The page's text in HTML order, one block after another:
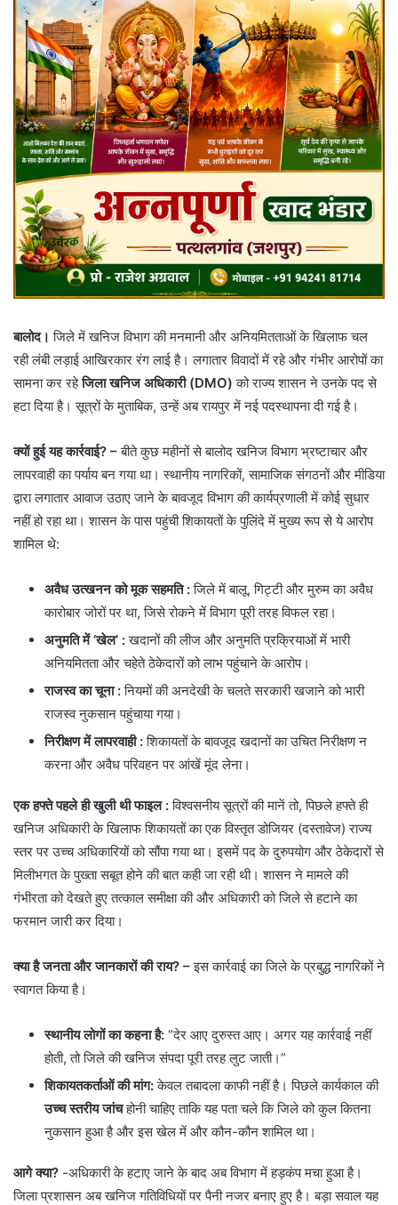
बालोद। जिले में खनिज विभाग की मनमानी और अनियमितताओं के खिलाफ चल
रही लंबी लड़ाई आखिरकार रंग लाई है। लगातार विवादों में रहे और गंभीर आरोपों का
सामना कर रहेजिला खनिज अधिकारी (DMO) को राज्य शासन ने उनके पद से
हटा दिया है। सूत्रों के मुताबिक, उन्हें अब रायपुर में नई पदस्थापना दी गई है।
क्यों हुई यह कार्रवाई? –बीते कुछ महीनों से बालोद खनिज विभाग भ्रष्टाचार और
लापरवाही का पर्याय बन गया था। स्थानीय नागरिकों, सामाजिक संगठनों और मीडिया
द्वारा लगातार आवाज उठाए जाने के बावजूद विभाग की कार्यप्रणाली में कोई सुधार
नहीं हो रहा था। शासन के पास पहुंची शिकायतों के पुलिंदे में मुख्य रूप से ये आरोप
शामिल थे:
अवैध उत्खनन को मूक सहमति :जिले में बालू, गिट्टी और मुरुम का अवैध
कारोबार जोरों पर था, जिसे रोकने में विभाग पूरी तरह विफल रहा।
अनुमति में ‘खेल’ :खदानों की लीज और अनुमति प्रक्रियाओं में भारी
अनियमितता और चहेते ठेकेदारों को लाभ पहुंचाने के आरोप।
राजस्व का चूना :नियमों की अनदेखी के चलते सरकारी खजाने को भारी
राजस्व नुकसान पहुंचाया गया।
निरीक्षण में लापरवाही :शिकायतों के बावजूद खदानों का उचित निरीक्षण न
करना और अवैध परिवहन पर आंखें मूंद लेना।
एक हफ्ते पहले ही खुली थी फाइल :विश्वसनीय सूत्रों की मानें तो, पिछले हफ्ते ही
खनिज अधिकारी के खिलाफ शिकायतों का एक विस्तृत डोजियर (दस्तावेज) राज्य
स्तर पर उच्च अधिकारियों को सौंपा गया था। इसमें पद के दुरुपयोग और ठेकेदारों से
मिलीभगत के पुख्ता सबूत होने की बात कही जा रही थी। शासन ने मामले की
गंभीरता को देखते हुए तत्काल समीक्षा की और अधिकारी को जिले से हटाने का
फरमान जारी कर दिया।
क्या है जनता और जानकारों की राय? –इस कार्रवाई का जिले के प्रबुद्ध नागरिकों ने
स्वागत किया है।
स्थानीय लोगों का कहना है: “देर आए दुरुस्त आए। अगर यह कार्रवाई नहीं
होती, तो जिले की खनिज संपदा पूरी तरह लुट जाती।”
शिकायतकर्ताओं की मांग:केवल तबादला काफी नहीं है। पिछले कार्यकाल की
उच्च स्तरीय जांचहोनी चाहिए ताकि यह पता चले कि जिले को कुल कितना
नुकसान हुआ है और इस खेल में और कौन-कौन शामिल था।
आगे क्या? -​अधिकारी के हटाए जाने के बाद अब विभाग में हड़कंप मचा हुआ है।
जिला प्रशासन अब खनिज गतिविधियों पर पैनी नजर बनाए हुए है। बड़ा सवाल यह